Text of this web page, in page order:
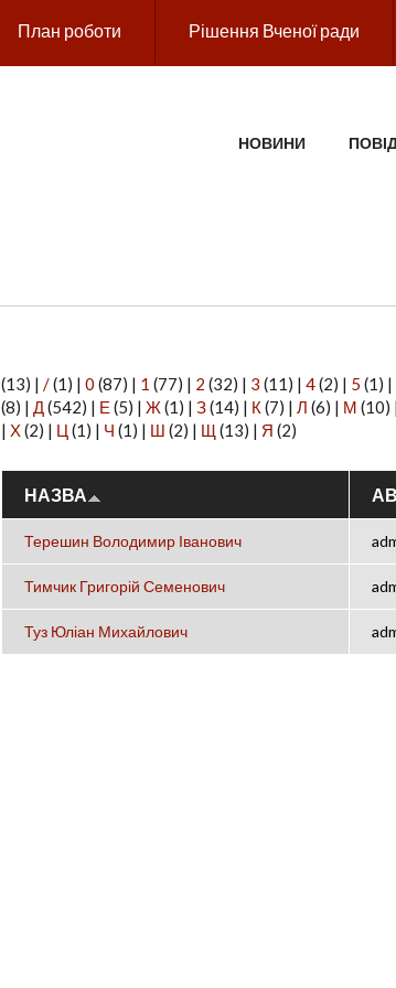
План роботи Рішення Вченої ради
ГОЛОВНЕ МЕНЮНОВИНИ
(13) | /(1) | 0 (87) | 1 (77) | 2 (32) | 3 (11) | 4(2) | 5 (1) |
(8) | Д(542) | Е (5) | Ж (1) | З(14) | К (7) | Л (6) | М (10) |
| Х(2) | Ц (1) | Ч (1) | Ш (2) | Щ (13) | Я (2)
НАЗВА
Терешин Володимир Іванович
Тимчик Григорій Семенович
Туз Юліан Михайлович